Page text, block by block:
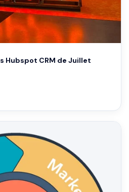
Hubspot CRM de Juillet